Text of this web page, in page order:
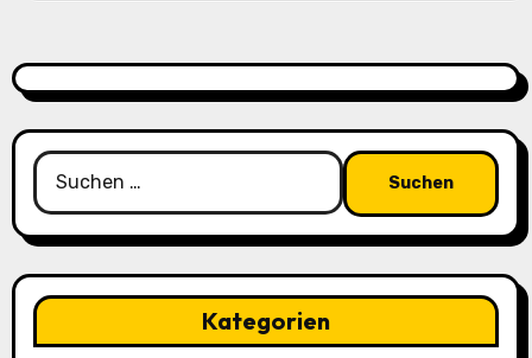
Suchen
nach:
Kategorien